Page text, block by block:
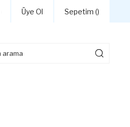
Üye Ol Sepetim ()